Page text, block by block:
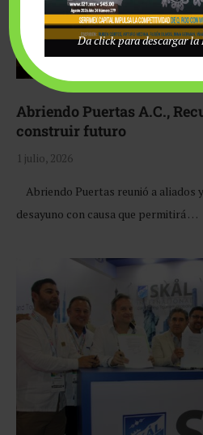
Abriendo Puertas A.C.,
construir futuro
1 julio, 2026
Abriendo Puertas reunió a aliados
desayuno con causa que permitirá …
Da click para descargar la